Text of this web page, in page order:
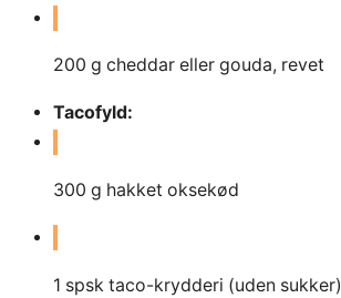
200 g cheddar eller gouda, revet
Tacofyld:
300 g hakket oksekød
1 spsk taco-krydderi (uden sukker)